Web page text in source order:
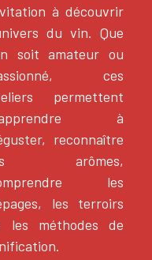
à découvrir
du vin. Que
soit amateur ou
ces
permettent
à
reconnaître
arômes,
les
les terroirs
les méthodes de